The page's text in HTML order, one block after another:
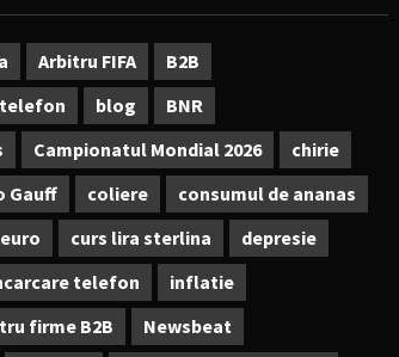
Arbitru FIFA
B2B
blog
BNR
Campionatul Mondial 2026
chirie
Gauff coliere
consumul de ananas
curs lira sterlina
depresie
telefon
inflatie
firme B2B
Newsbeat